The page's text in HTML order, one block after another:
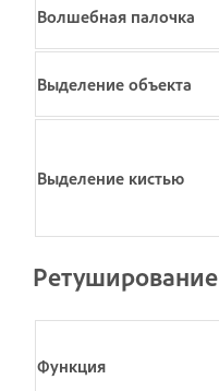
Волшебная палочка
Выделение объекта
Выделение кистью
Ретуширование
Функция